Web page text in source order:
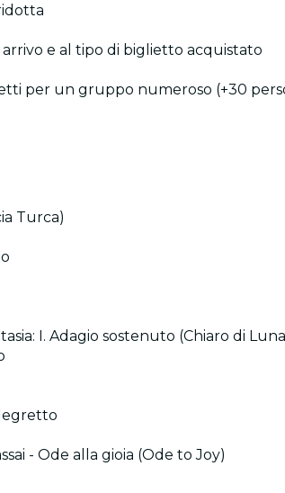
arrivo e al tipo di biglietto acquistato
per un gruppo numeroso (+30
Turca)
I. Adagio sostenuto (Chiaro di
- Ode alla gioia (Ode to Joy)